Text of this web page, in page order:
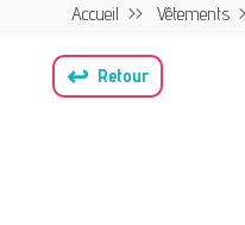
Accueil Vêtements
↩ Retour